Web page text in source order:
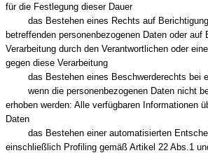
für die Festlegung dieser Dauer
das Bestehen eines Rechts auf Berichtigung
betreffenden personenbezogenen Daten oder auf
Verarbeitung durch den Verantwortlichen oder
gegen diese Verarbeitung
das Bestehen eines Beschwerderechts bei
wenn die personenbezogenen Daten nicht
erhoben werden: Alle verfügbaren Informationen
Daten
das Bestehen einer automatisierten
einschließlich Profiling gemäß Artikel 22 Abs.1